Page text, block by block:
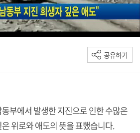
공유하기
부에서 발생한 지진으로 인한 수많은
위로와 애도의 뜻을 표했습니다.